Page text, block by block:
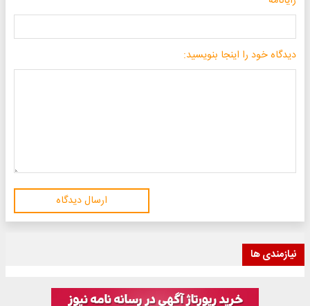
دیدگاه خود را اینجا بنویسید:
ارسال دیدگاه
نیازمندی ها